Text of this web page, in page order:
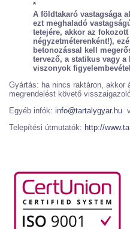
*
A földtakaró vastagsága
ezt meghaladó
tetejére, akkor az
négyzetméterenként!),
betonozással kell
tervező, a statikus vagy a
viszonyok
Gyártás: ha nincs raktáron, akkor
megrendelést követő
Egyéb infók: info@tartalygyar.hu
Telepítési útmutatók: http://